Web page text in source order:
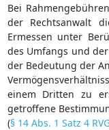
Bei
der Rechtsanwalt
Ermessen unter
des Umfangs und
der Bedeutung der
einem Dritten zu
getroffene
(§ 14 Abs. 1 Satz 4